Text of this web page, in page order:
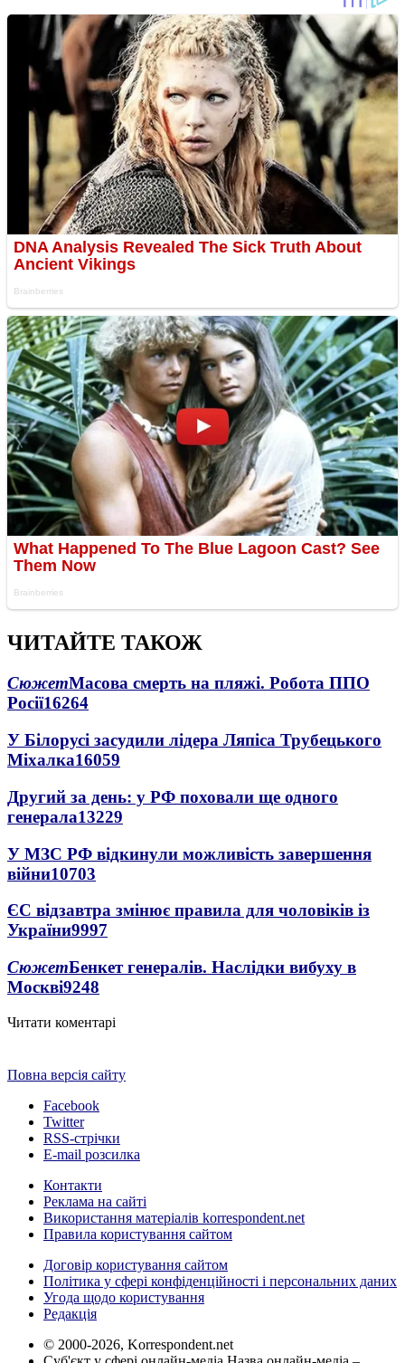
ЧИТАЙТЕ ТАКОЖ
СюжетМасова смерть на пляжі. Робота ППО
Росії16264
У Білорусі засудили лідера Ляпіса Трубецького
Міхалка16059
Другий за день: у РФ поховали ще одного
генерала13229
У МЗС РФ відкинули можливість завершення
війни10703
ЄС відзавтра змінює правила для чоловіків із
України9997
СюжетБенкет генералів. Наслідки вибуху в
Москві9248
Читати коментарі
Повна версія сайту
Facebook
Twitter
RSS-стрічки
E-mail розсилка
Контакти
Реклама на сайті
Використання матеріалів korrespondent.net
Правила користування сайтом
Договір користування сайтом
Політика у сфері конфіденційності і персональних даних
Угода щодо користування
Редакція
© 2000-2026, Korrespondent.net